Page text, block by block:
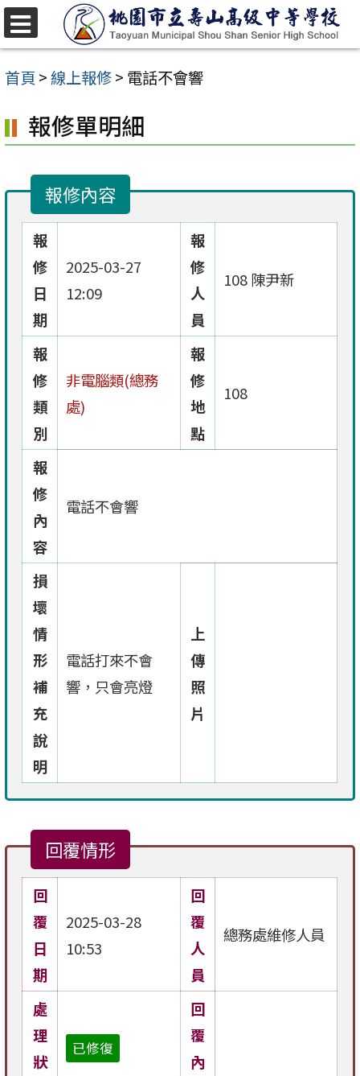
跳
至
主
內
容
首頁 >線上報修> 電話不會響
報修單明細
報修內容
報
修
日
期
2025-03-27
12:09
報
修
人
員
108 陳尹新
報
修
類
別
非電腦類(總務
處)
報
修
地
點
108
報
修
內
容
電話不會響
損
壞
情
形
補
充
說
明
電話打來不會
響，只會亮燈
上
傳
照
片
回覆情形
回
覆
日
期
2025-03-28
10:53
回
覆
人
員
總務處維修人員
處
理
狀
已修復
回
覆
內
選
單